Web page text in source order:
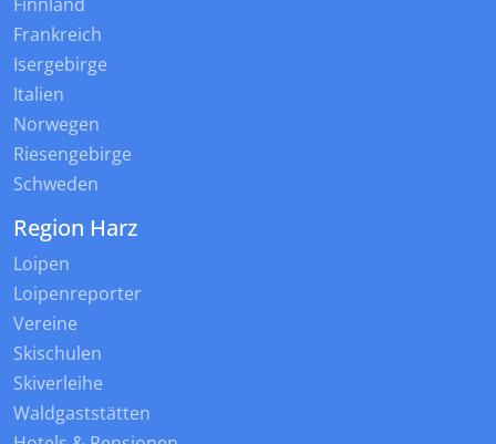
Finnland
Frankreich
Isergebirge
Italien
Norwegen
Riesengebirge
Schweden
Region Harz
Loipen
Loipenreporter
Vereine
Skischulen
Skiverleihe
Waldgaststätten